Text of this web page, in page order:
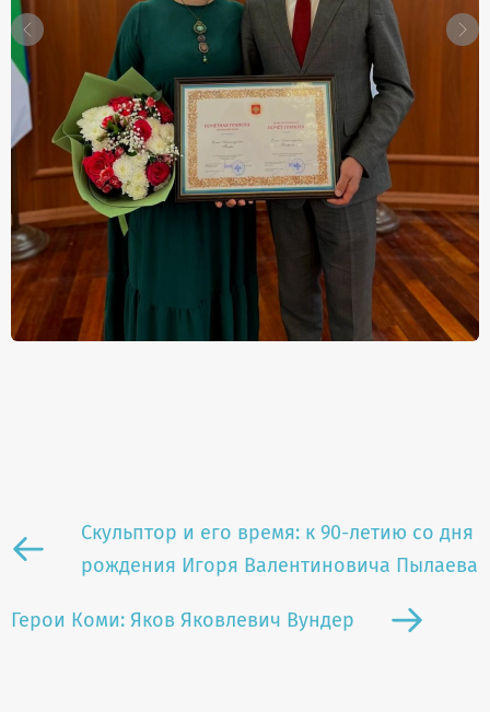
Скульптор и его время: к 90-летию со дня
рождения Игоря Валентиновича Пылаева
Герои Коми: Яков Яковлевич Вундер